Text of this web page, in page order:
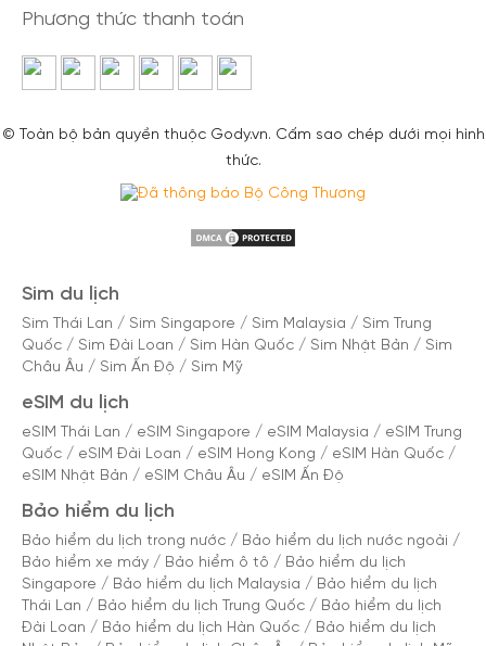
Phương thức thanh toán
© Toàn bộ bản quyền thuộc Gody.vn. Cấm sao chép dưới mọi hình
thức.
Sim du lịch
Sim Thái Lan / Sim Singapore / Sim Malaysia / Sim Trung
Quốc / Sim Đài Loan / Sim Hàn Quốc / Sim Nhật Bản / Sim
Châu Âu / Sim Ấn Độ / Sim Mỹ
eSIM du lịch
eSIM Thái Lan / eSIM Singapore / eSIM Malaysia / eSIM Trung
Quốc / eSIM Đài Loan / eSIM Hong Kong / eSIM Hàn Quốc /
eSIM Nhật Bản / eSIM Châu Âu / eSIM Ấn Độ
Bảo hiểm du lịch
Bảo hiểm du lịch trong nước / Bảo hiểm du lịch nước ngoài /
Bảo hiểm xe máy / Bảo hiểm ô tô / Bảo hiểm du lịch
Singapore / Bảo hiểm du lịch Malaysia / Bảo hiểm du lịch
Thái Lan / Bảo hiểm du lịch Trung Quốc / Bảo hiểm du lịch
Đài Loan / Bảo hiểm du lịch Hàn Quốc / Bảo hiểm du lịch